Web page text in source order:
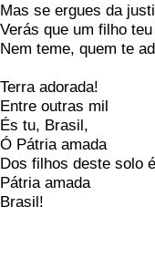
Mas se ergues da
Verás que um filho
Nem teme, quem te
Terra adorada!
Entre outras mil
És tu, Brasil,
Ó Pátria amada
Dos filhos deste solo
Pátria amada
Brasil!